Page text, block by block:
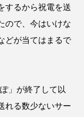
するから祝電を送
ので、今はいけな
どが当てはまるで
」が終了して以
れる数少ないサー